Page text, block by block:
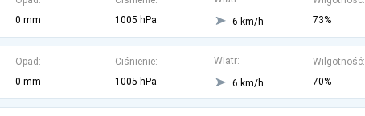
0 mm
1005 hPa
6 km/h
73%
Opad:
0 mm
Ciśnienie:
1005 hPa
Wiatr:
6 km/h
Wilgotność:
70%